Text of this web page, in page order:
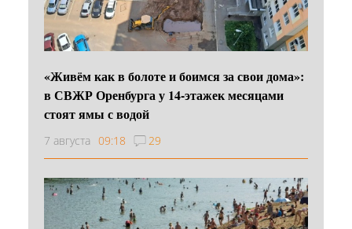
«Живём как в болоте и боимся за свои дома»:
в СВЖР Оренбурга у 14-этажек месяцами
стоят ямы с водой
7 августа 09:18 29